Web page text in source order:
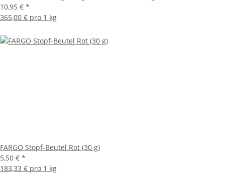
10,95 € *
365,00 € pro 1 kg
FARGO Stopf-Beutel Rot (30 g)
5,50 € *
183,33 € pro 1 kg